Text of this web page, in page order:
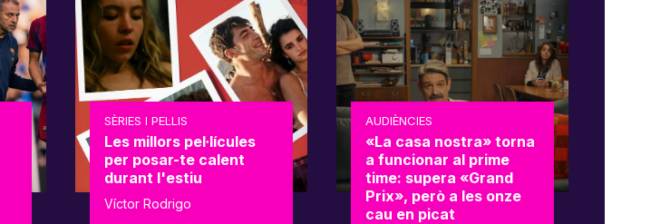
SÈRIES I PEL·LIS
Les millors pel·lícules
per posar-te calent
durant l'estiu
Víctor Rodrigo
AUDIÈNCIES
«La casa nostra» torna
a funcionar al prime
time: supera «Grand
Prix», però a les onze
cau en picat